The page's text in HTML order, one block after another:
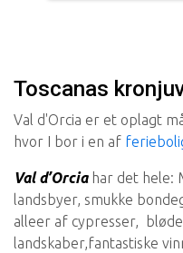
Toscanas
Val d'Orcia er et oplagt
hvor I bor i en af
Val d’Orciahar det hele:
landsbyer, smukke
alleer af cypresser,
landskaber,fantastiske